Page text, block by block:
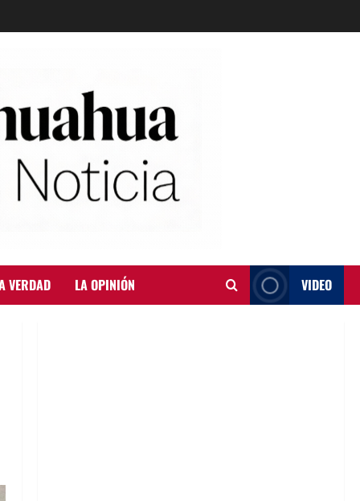
VERDAD LA OPINIÓN VIDEO